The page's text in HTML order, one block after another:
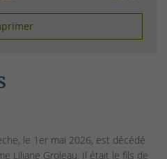
le 1er mai 2026, est décédé
Liliane Groleau. Il était le fils de